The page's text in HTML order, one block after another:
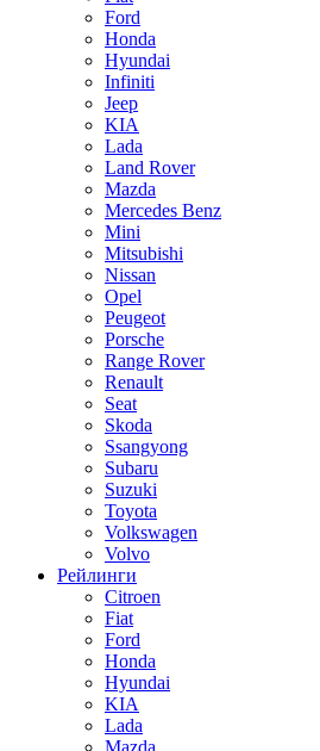
Ford
Honda
Hyundai
Infiniti
Jeep
KIA
Lada
Land Rover
Mazda
Mercedes Benz
Mini
Mitsubishi
Nissan
Opel
Peugeot
Porsche
Range Rover
Renault
Seat
Skoda
Ssangyong
Subaru
Suzuki
Toyota
Volkswagen
Volvo
Рейлинги
Citroen
Fiat
Ford
Honda
Hyundai
KIA
Lada
Mazda